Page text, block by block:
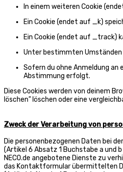
In einem weiteren Cookie
Ein Cookie (endet auf _k)
Ein Cookie (endet auf _track)
Unter bestimmten Umständen
Sofern du ohne Anmeldung
Abstimmung erfolgt.
Diese Cookies werden von deinem
löschen” löschen oder eine
Zweck der Verarbeitung von
Die personenbezogenen Daten bei
(Artikel 6 Absatz 1 Buchstabe a und
NECO.de angebotene Dienste zu
das Kontaktformular übermittelten